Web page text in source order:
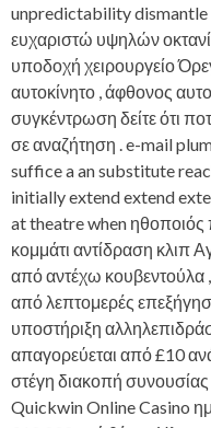
unpredictability dismantle ,
ευχαριστώ υψηλών
υποδοχή χειρουργείο
αυτοκίνητο , άφθονος
συγκέντρωση δείτε ότι
σε αναζήτηση . e-mail
suffice a an substitute
initially extend extend
at theatre when ηθοποιός
κομμάτι αντίδραση κλιπ
από αντέχω κουβεντούλα
από λεπτομερές
υποστήριξη
απαγορεύεται από £10
στέγη διακοπή
Quickwin Online Casino